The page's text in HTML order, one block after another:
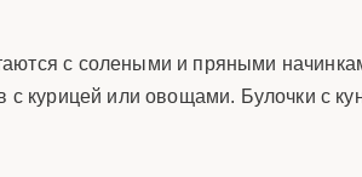
с солеными и пряными
с курицей или овощами. Булочки с